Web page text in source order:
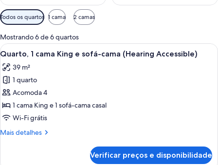
Filtros
disponíveis
para
os
quartos
Todos os quartos 1 cama 2 camas
Mostrando 6 de 6 quartos
Carrega
todas
as
fotos
de
Quarto,
1
King
Quarto de hotel com uma cama
3
Quarto, 1 cama King e sofá-cama (Hearing Accessible)
39 m²
1 quarto
Acomoda 4
1 cama King e 1 sofá-cama casal
Wi-Fi grátis
Mais detalhes
Mais
Verificar preços e disponibilidade